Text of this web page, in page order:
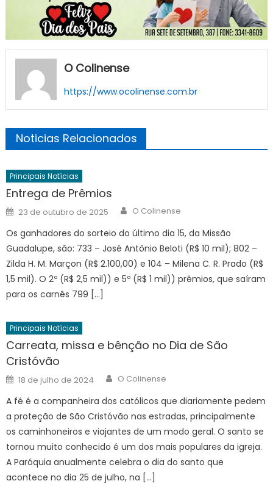
O Colinense
https://www.ocolinense.com.br
Noticias Relacionados
Principais Notícias
Entrega de Prêmios
Posted
on
23 de outubro de 2025 Author
O Colinense
Os ganhadores do sorteio do último dia 15, da Missão
Guadalupe, são: 733 – José Antônio Beloti (R$ 10 mil); 802 –
Zilda H. M. Marçon (R$ 2.100,00) e 104 – Milena C. R. Prado (R$
1,5 mil). O 2º (R$ 2,5 mil)) e 5º (R$ 1 mil)) prêmios, que saíram
para os carnês 799 […]
Principais Notícias
Carreata, missa e bênção no Dia de São
Cristóvão
Posted
on
18 de julho de 2024 Author
O Colinense
A fé é a companheira dos católicos que diariamente pedem
a proteção de São Cristóvão nas estradas, principalmente
os caminhoneiros e viajantes de um modo geral. O santo se
tornou muito conhecido é um dos mais populares da igreja.
A Paróquia anualmente celebra o dia do santo que
acontece no dia 25 de julho, na […]